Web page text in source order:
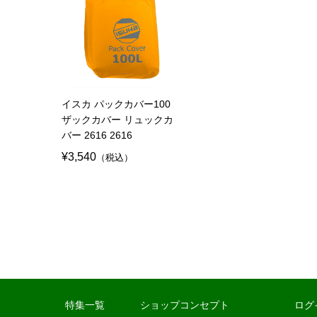
イスカ パックカバー100
ザックカバー リュックカ
バー 2616 2616
¥3,540 （税込）
特集一覧 ショップコンセプト ログ